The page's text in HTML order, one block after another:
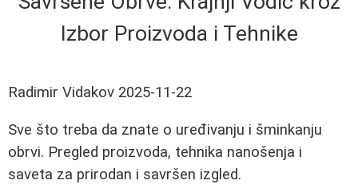
Izbor Proizvoda i Tehnike
Radimir Vidakov 2025-11-22
Sve što treba da znate o uređivanju i šminkanju
obrvi. Pregled proizvoda, tehnika nanošenja i
saveta za prirodan i savršen izgled.